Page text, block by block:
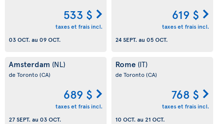
533 $
taxes et frais incl.
03 OCT. au 09 OCT.
619 $
taxes et frais incl.
24 SEPT. au 05 OCT.
Amsterdam (NL)
de Toronto(CA)
689 $
taxes et frais incl.
27 SEPT. au 03 OCT.
Rome (IT)
de Toronto(CA)
768 $
taxes et frais incl.
10 OCT. au 21 OCT.